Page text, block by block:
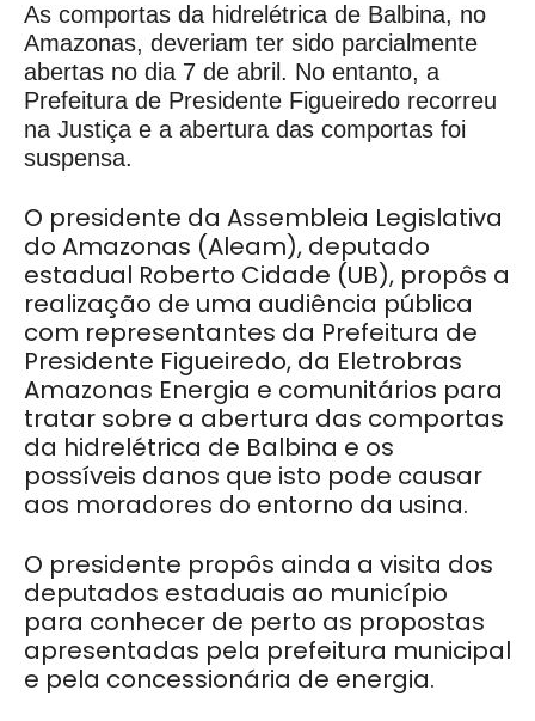
As comportas da hidrelétrica de Balbina, no
Amazonas, deveriam ter sido parcialmente
abertas no dia 7 de abril. No entanto, a
Prefeitura de Presidente Figueiredo recorreu
na Justiça e a abertura das comportas foi
suspensa.
O presidente da Assembleia Legislativa
do Amazonas (Aleam), deputado
estadual Roberto Cidade (UB), propôs a
realização de uma audiência pública
com representantes da Prefeitura de
Presidente Figueiredo, da Eletrobras
Amazonas Energia e comunitários para
tratar sobre a abertura das comportas
da hidrelétrica de Balbina e os
possíveis danos que isto pode causar
aos moradores do entorno da usina.
O presidente propôs ainda a visita dos
deputados estaduais ao município
para conhecer de perto as propostas
apresentadas pela prefeitura municipal
e pela concessionária de energia.